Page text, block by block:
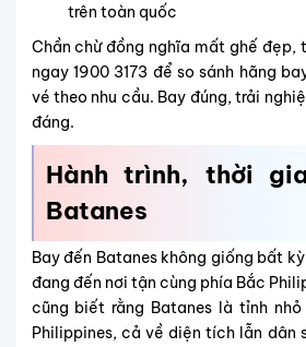
trên toàn quốc
Chần chừ đồng nghĩa mất ghế đẹp,
ngay 1900 3173 để so sánh hãng
vé theo nhu cầu. Bay đúng, trải
đáng.
Hành trình, thời
Batanes
Bay đến Batanes không giống bất
đang đến nơi tận cùng phía Bắc
cũng biết rằng Batanes là tỉnh
Philippines, cả về diện tích lẫn dân